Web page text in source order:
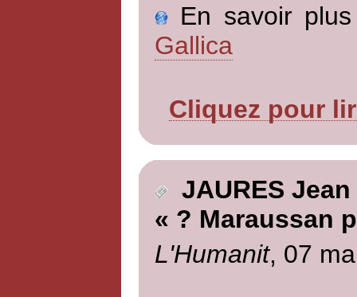
En savoir
Gallica
Cliquez pour
JAURES Jean
« ? Maraussan
L'Humanit, 07